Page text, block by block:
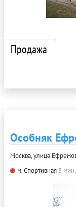
Продажа
Особняк
Москва, улица
м. Спортивная 5